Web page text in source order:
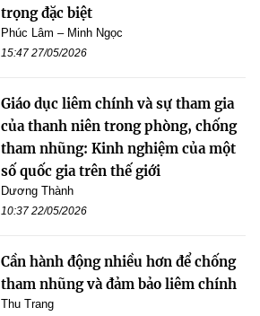
trọng đặc biệt
Phúc Lâm – Minh Ngọc
15:47 27/05/2026
Giáo dục liêm chính và sự tham gia
của thanh niên trong phòng, chống
tham nhũng: Kinh nghiệm của một
số quốc gia trên thế giới
Dương Thành
10:37 22/05/2026
Cần hành động nhiều hơn để chống
tham nhũng và đảm bảo liêm chính
Thu Trang